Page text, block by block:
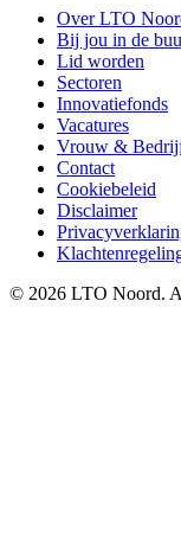
Over LTO
Bij jou in de
Lid worden
Sectoren
Innovatiefonds
Vacatures
Vrouw &
Contact
Cookiebeleid
Disclaimer
© 2026 LTO Noord.